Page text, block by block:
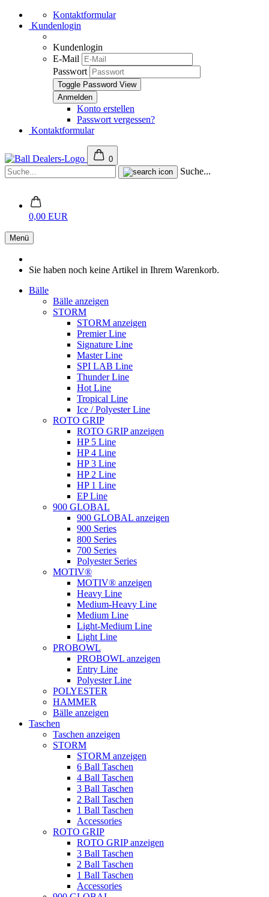
Kontaktformular
Kundenlogin
Kundenlogin
E-Mail
Passwort
Toggle Password View
Konto erstellen
Passwort vergessen?
Kontaktformular
0
Suche...
0,00 EUR
Menü
Sie haben noch keine Artikel in Ihrem Warenkorb.
Bälle
Bälle anzeigen
STORM
STORM anzeigen
Premier Line
Signature Line
Master Line
SPI LAB Line
Thunder Line
Hot Line
Tropical Line
Ice / Polyester Line
ROTO GRIP
ROTO GRIP anzeigen
HP 5 Line
HP 4 Line
HP 3 Line
HP 2 Line
HP 1 Line
EP Line
900 GLOBAL
900 GLOBAL anzeigen
900 Series
800 Series
700 Series
Polyester Series
MOTIV®
MOTIV® anzeigen
Heavy Line
Medium-Heavy Line
Medium Line
Light-Medium Line
Light Line
PROBOWL
PROBOWL anzeigen
Entry Line
Polyester Line
POLYESTER
HAMMER
Bälle anzeigen
Taschen
Taschen anzeigen
STORM
STORM anzeigen
6 Ball Taschen
4 Ball Taschen
3 Ball Taschen
2 Ball Taschen
1 Ball Taschen
Accessories
ROTO GRIP
ROTO GRIP anzeigen
3 Ball Taschen
2 Ball Taschen
1 Ball Taschen
Accessories